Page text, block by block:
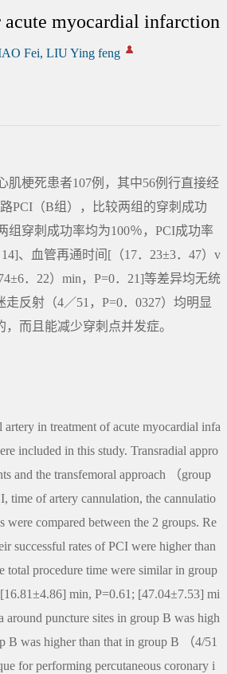
acute myocardial infarction
Fei, LIU Ying feng
梗死患者107例，其中56例行直接经
PCI（B组），比较两组的穿刺成功
穿刺成功率均为100％，PCI成功率
、血管再通时间[（17．23±3．47）v
．22）min，P=0．21]等差异均无统
反射（4／51，P=0．0327）均明显
而且能减少穿刺点并发症。
in treatment of acute myocardial infa
included in this study. Transradial appro
and the transfemoral approach （group
time of artery cannulation, the cannulatio
compared between the 2 groups. Re
successful rates of PCI were higher than
total procedure time were similar in group
min, P=0.61; [47.04±7.53] mi
puncture sites in group B was high
B was higher than that in group B （4/51
for performing percutaneous coronary i